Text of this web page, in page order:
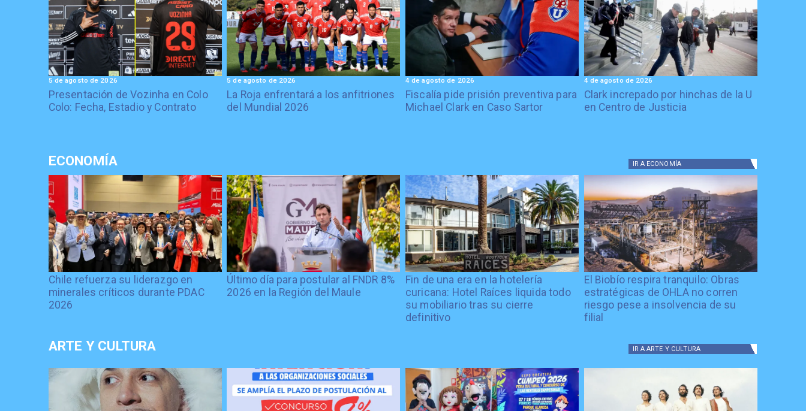
Presentación de Vozinha en Colo
Colo: Fecha, Estadio y Contrato
5 de agosto de 2026
La Roja enfrentará a los anfitriones
del Mundial 2026
5 de agosto de 2026
Fiscalía pide prisión preventiva para
Michael Clark en Caso Sartor
4 de agosto de 2026
Clark increpado por hinchas de la U
en Centro de Justicia
4 de agosto de 2026
ECONOMÍA IR A ECONOMÍA
Chile refuerza su liderazgo en
minerales críticos durante PDAC
2026
Último día para postular al FNDR 8%
2026 en la Región del Maule
Fin de una era en la hotelería
curicana: Hotel Raíces liquida todo
su mobiliario tras su cierre
definitivo
El Biobío respira tranquilo: Obras
estratégicas de OHLA no corren
riesgo pese a insolvencia de su
filial
ARTE Y CULTURA IR A ARTE Y CULTURA